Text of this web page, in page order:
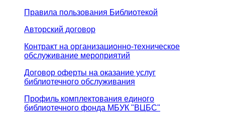
Правила пользования Библиотекой
Авторский договор
Контракт на организационно-техническое
обслуживание мероприятий
Договор оферты на оказание услуг
библиотечного обслуживания
Профиль комплектования единого
библиотечного фонда МБУК "ВЦБС"